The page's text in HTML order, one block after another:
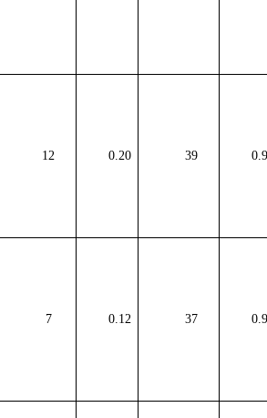
12 0.20 39
7 0.12 37